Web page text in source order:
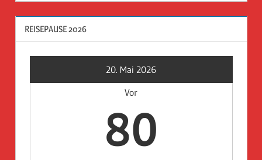
REISEPAUSE 2026
20. Mai 2026
Vor
80